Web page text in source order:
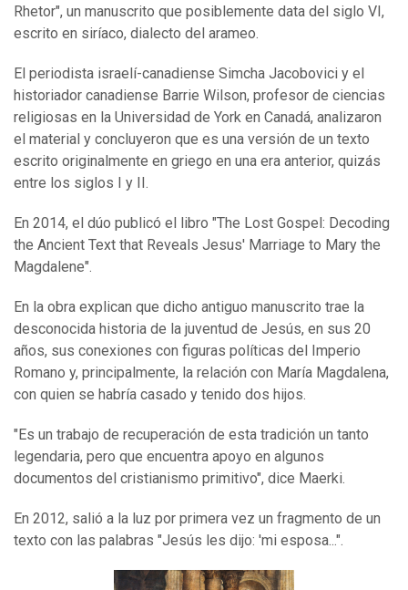
Rhetor", un manuscrito que posiblemente data del siglo VI,
escrito en siríaco, dialecto del arameo.
El periodista israelí-canadiense Simcha Jacobovici y el
historiador canadiense Barrie Wilson, profesor de ciencias
religiosas en la Universidad de York en Canadá, analizaron
el material y concluyeron que es una versión de un texto
escrito originalmente en griego en una era anterior, quizás
entre los siglos I y II.
En 2014, el dúo publicó el libro "The Lost Gospel: Decoding
the Ancient Text that Reveals Jesus' Marriage to Mary the
Magdalene".
En la obra explican que dicho antiguo manuscrito trae la
desconocida historia de la juventud de Jesús, en sus 20
años, sus conexiones con figuras políticas del Imperio
Romano y, principalmente, la relación con María Magdalena,
con quien se habría casado y tenido dos hijos.
"Es un trabajo de recuperación de esta tradición un tanto
legendaria, pero que encuentra apoyo en algunos
documentos del cristianismo primitivo", dice Maerki.
En 2012, salió a la luz por primera vez un fragmento de un
texto con las palabras "Jesús les dijo: 'mi esposa...".